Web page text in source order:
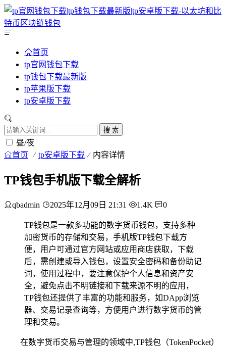
首页
tp官网钱包下载
tp钱包下载最新版
tp苹果版下载
tp安卓版下载
搜 索
昼/夜
首页 tp安卓版下载 内容详情
TP钱包手机版下载全解析
qbadmin 2025年12月09日 21:31 1.4K 0
TP钱包是一款多功能的数字货币钱包，支持多种
加密货币的存储和交易，手机版TP钱包下载方
便，用户可通过官方网站或应用商店获取，下载
后，需创建或导入钱包，设置安全密码和备份助记
词，使用过程中，要注意保护个人信息和资产安
全，避免点击不明链接和下载来源不明的应用，
TP钱包还提供了丰富的功能和服务，如DApp浏览
器、交易记录查询等，方便用户进行数字货币的管
理和交易。
在数字货币交易与管理的领域中,TP钱包（TokenPocket）